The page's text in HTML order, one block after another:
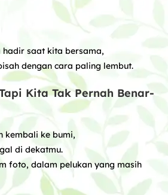
hadir saat kita bersama,
dengan cara paling lembut.
Kita Tak Pernah Benar-
kembali ke bumi,
di dekatmu.
foto, dalam pelukan yang masih